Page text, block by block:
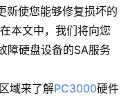
新使您能够修复损坏的
本文中，我们将向您
障硬盘设备的SA服务
域来了解PC3000硬件